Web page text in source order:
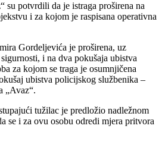
su potvrdili da je istraga proširena na
i za kojom je raspisana operativna
Gordeljevića je proširena, uz
i na dva pokušaja ubistva
za kojom se traga je osumnjičena
ubistva policijskog službenika –
„Avaz“.
tužilac je predložio nadležnom
se i za ovu osobu odredi mjera pritvora